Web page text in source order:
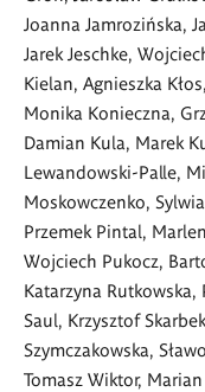
Joanna Jamrozińska,
Jarek Jeschke,
Kielan, Agnieszka
Monika Konieczna,
Damian Kula, Marek
Lewandowski-Palle,
Moskowczenko,
Przemek Pintal,
Wojciech Pukocz,
Katarzyna
Saul, Krzysztof
Szymczakowska,
Tomasz Wiktor,